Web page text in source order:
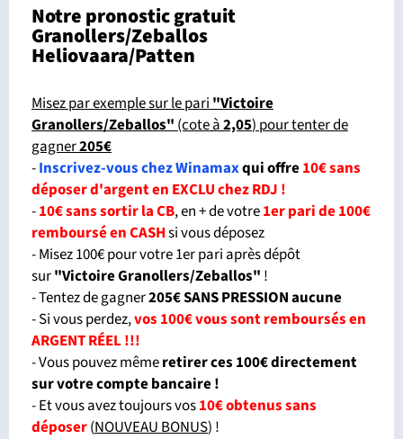
Notre pronostic gratuit
Granollers/Zeballos
Heliovaara/Patten
Misez par exemple sur le pari"Victoire
Granollers/Zeballos"(cote à2,05) pour tenter de
gagner205€
-Inscrivez-vous chez Winamaxqui offre10€ sans
déposer d'argent en EXCLU chez RDJ !
-10€ sans sortir la CB, en + de votre1er pari de 100€
remboursé en CASHsi vous déposez
- Misez 100€ pour votre 1er pari après dépôt
sur"Victoire Granollers/Zeballos" !
- Tentez de gagner205€ SANS PRESSION aucune
- Si vous perdez,vos 100€ vous sont remboursés en
ARGENT RÉEL !!!
- Vous pouvez mêmeretirer ces 100€ directement
sur votre compte bancaire !
- Et vous avez toujours vos10€ obtenus sans
déposer(NOUVEAU BONUS) !